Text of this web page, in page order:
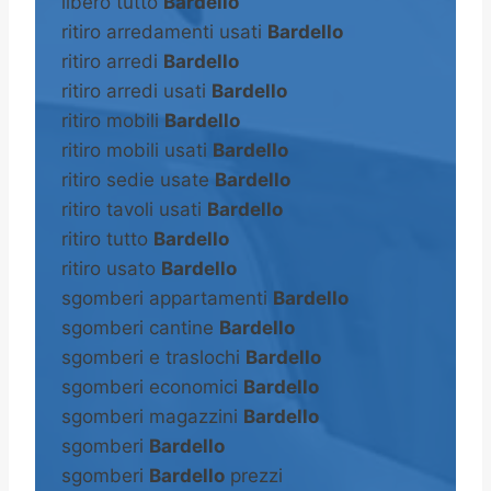
ritiro arredamenti usati Bardello
ritiro arredi Bardello
ritiro arredi usati Bardello
ritiro mobili Bardello
ritiro mobili usati Bardello
ritiro sedie usate Bardello
ritiro tavoli usati Bardello
ritiro tutto Bardello
ritiro usato Bardello
sgomberi appartamenti Bardello
sgomberi cantine Bardello
sgomberi e traslochi Bardello
sgomberi economici Bardello
sgomberi magazzini Bardello
sgomberi Bardello
sgomberi Bardello prezzi